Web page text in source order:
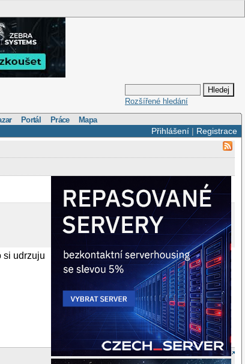
Rozšířené hledání
Portál Práce Mapa
Přihlášení| Registrace
si udrzuju